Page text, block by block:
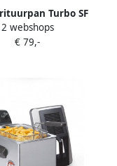
Turbo SF
Frietketel met
Friteuse voor
2 webshops
€ 79,-